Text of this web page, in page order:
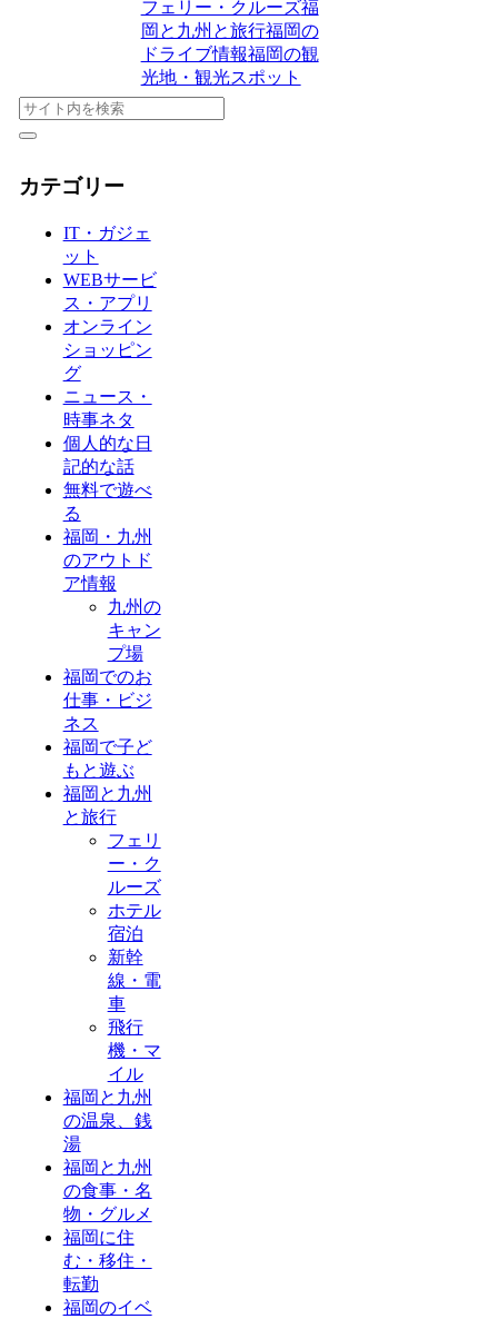
フェリー・クルーズ福
岡と九州と旅行福岡の
ドライブ情報福岡の観
光地・観光スポット
カテゴリー
IT・ガジェ
ット
WEBサービ
ス・アプリ
オンライン
ショッピン
グ
ニュース・
時事ネタ
個人的な日
記的な話
無料で遊べ
る
福岡・九州
のアウトド
ア情報
九州の
キャン
プ場
福岡でのお
仕事・ビジ
ネス
福岡で子ど
もと遊ぶ
福岡と九州
と旅行
フェリ
ー・ク
ルーズ
ホテル
宿泊
新幹
線・電
車
飛行
機・マ
イル
福岡と九州
の温泉、銭
湯
福岡と九州
の食事・名
物・グルメ
福岡に住
む・移住・
転勤
福岡のイベ